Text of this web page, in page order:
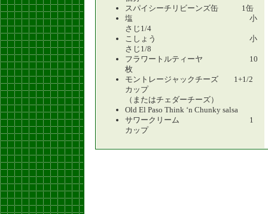
スパイシーチリビーンズ缶 1缶
塩 小
さじ1/4
こしょう 小
さじ1/8
フラワートルティーヤ 10
枚
モントレージャックチーズ 1+1/2
カップ
（またはチェダーチーズ）
Old El Paso Think ‘n Chunky salsa
サワークリーム 1
カップ